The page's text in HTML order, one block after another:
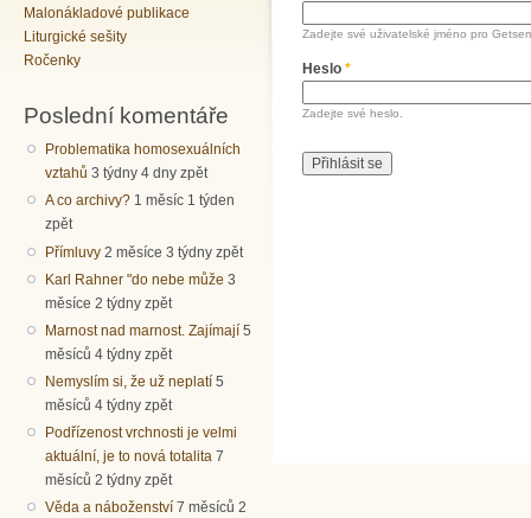
Malonákladové publikace
Liturgické sešity
Ročenky
Poslední komentáře
Problematika homosexuálních
vztahů 3 týdny 4 dny zpět
A co archivy? 1 měsíc 1 týden
zpět
Přímluvy 2 měsíce 3 týdny zpět
Karl Rahner "do nebe může 3
měsíce 2 týdny zpět
Marnost nad marnost. Zajímají 5
měsíců 4 týdny zpět
Nemyslím si, že už neplatí 5
měsíců 4 týdny zpět
Podřízenost vrchnosti je velmi
aktuální, je to nová totalita 7
měsíců 2 týdny zpět
Věda a náboženství 7 měsíců 2
Zadejte své uživatelské jméno pro
Heslo *
Zadejte své heslo.